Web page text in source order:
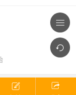



